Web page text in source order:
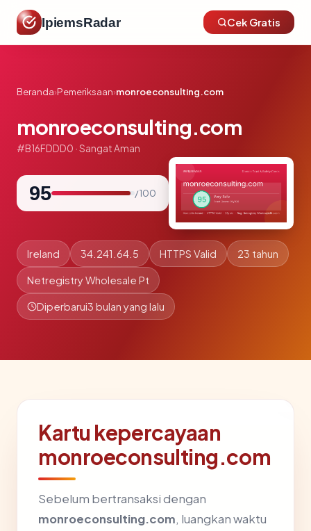
IpiemsRadar Cek Gratis
Beranda›Pemeriksaan›monroeconsulting.com
monroeconsulting.com
#B16FDDD0 · Sangat Aman
95 / 100
Ireland 34.241.64.5 HTTPS Valid 23 tahun
Netregistry Wholesale Pt
Diperbarui3 bulan yang lalu
Kartu kepercayaan
monroeconsulting.com
Sebelum bertransaksi dengan
monroeconsulting.com, luangkan waktu